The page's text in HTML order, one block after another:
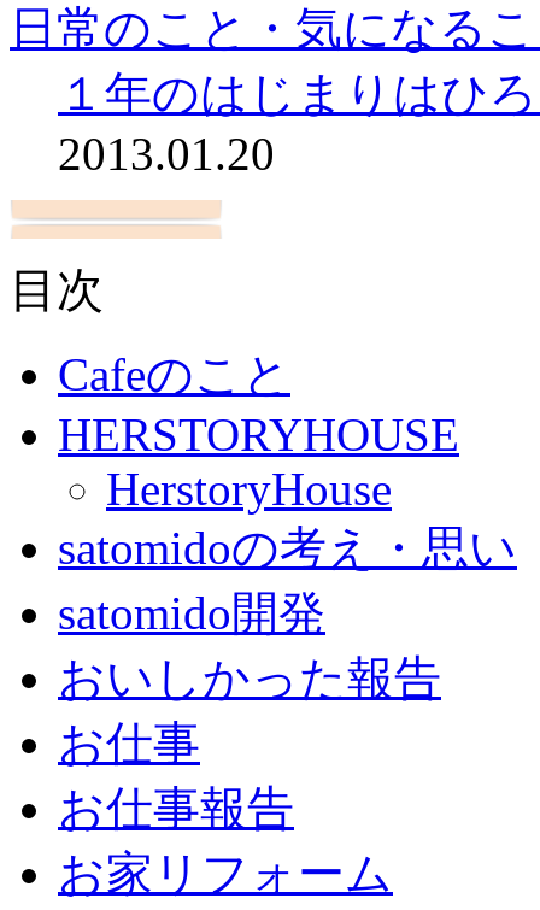
日常のこと・気になる
１年のはじまりはひ
2013.01.20
目次
Cafeのこと
HERSTORYHOUSE
HerstoryHouse
satomidoの考え・思い
satomido開発
おいしかった報告
お仕事
お仕事報告
お家リフォーム